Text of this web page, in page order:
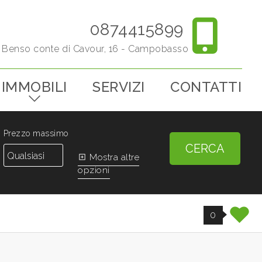
0874415899
conte di Cavour, 16 - Campobasso
IMMOBILI SERVIZI CONTATTI
Prezzo massimo
Mostra altre
opzioni
CERCA
0